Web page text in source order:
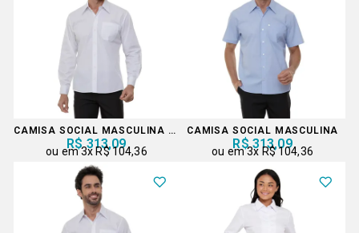
CAMISA SOCIAL MASCULINA MANGA LONGA
R$ 313,09
3x R$ 104,36
CAMISA SOCIAL MASCULINA
R$ 313,09
3x R$ 104,36